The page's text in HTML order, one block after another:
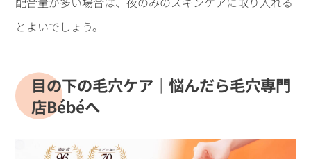
とよいでしょう。
目の下の毛穴ケア｜悩んだら毛穴専門
店Bébéへ